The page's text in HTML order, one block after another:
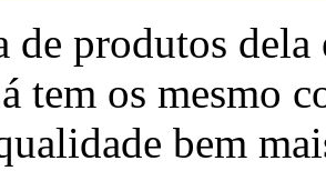
de produtos dela
tem os mesmo
bem